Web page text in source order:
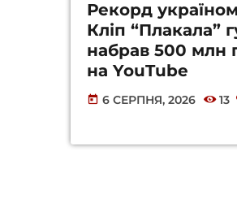
Рекорд
Кліп “Плакала”
набрав 500 млн
на YouTube
today 6 СЕРПНЯ, 2026 13